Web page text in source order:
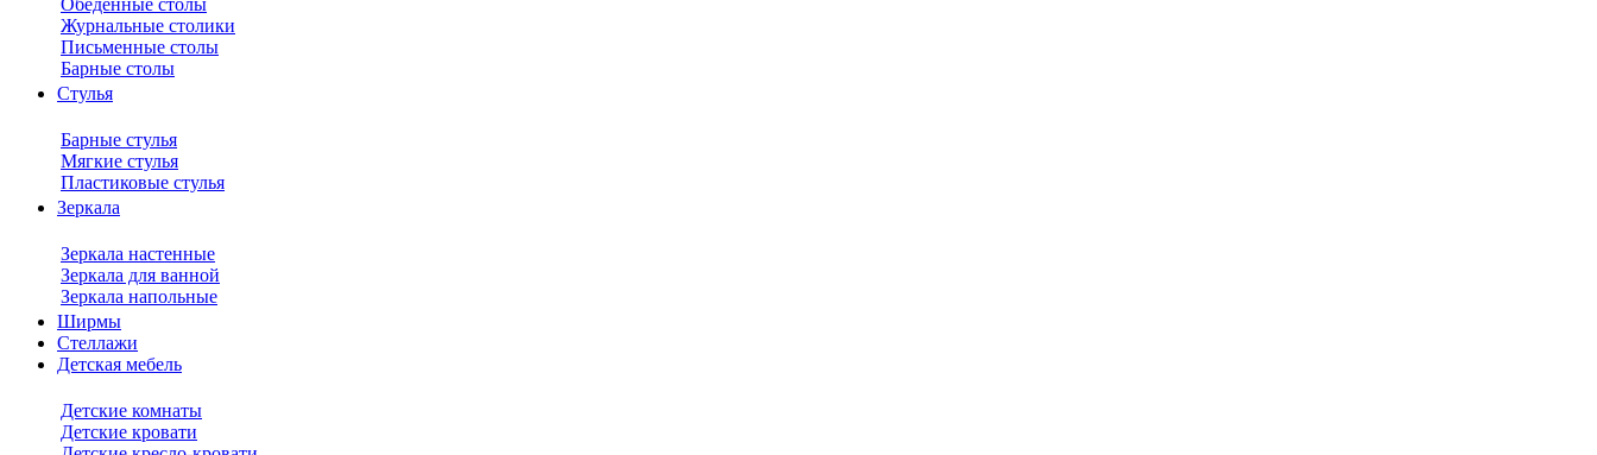
Обеденные столы
Журнальные столики
Письменные столы
Барные столы
Стулья
Барные стулья
Мягкие стулья
Пластиковые стулья
Зеркала
Зеркала настенные
Зеркала для ванной
Зеркала напольные
Ширмы
Стеллажи
Детская мебель
Детские комнаты
Детские кровати